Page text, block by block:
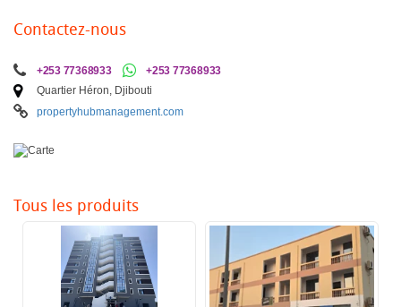
Contactez-nous
+253 77368933
+253 77368933
Quartier Héron, Djibouti
propertyhubmanagement.com
Tous les produits